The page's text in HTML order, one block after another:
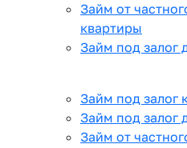
Займ от
квартиры
Займ под залог
Займ под залог
Займ под залог
Займ от